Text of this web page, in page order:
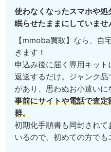
使わなくなったスマホや処
眠らせたままにしていませ
【mmoba買取】なら、自
きます！
申込み後に届く専用キッ
返送するだけ。ジャンク
があり、思わぬお小遣いに
事前にサイトや電話で査
群。
初期化手順書も同封され
いるので、初めての方でも